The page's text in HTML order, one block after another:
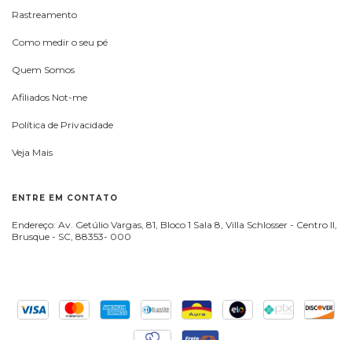
Rastreamento
Como medir o seu pé
Quem Somos
Afiliados Not-me
Política de Privacidade
Veja Mais
ENTRE EM CONTATO
Endereço: Av. Getúlio Vargas, 81, Bloco 1 Sala 8, Villa Schlosser - Centro II,
Brusque - SC, 88353- 000